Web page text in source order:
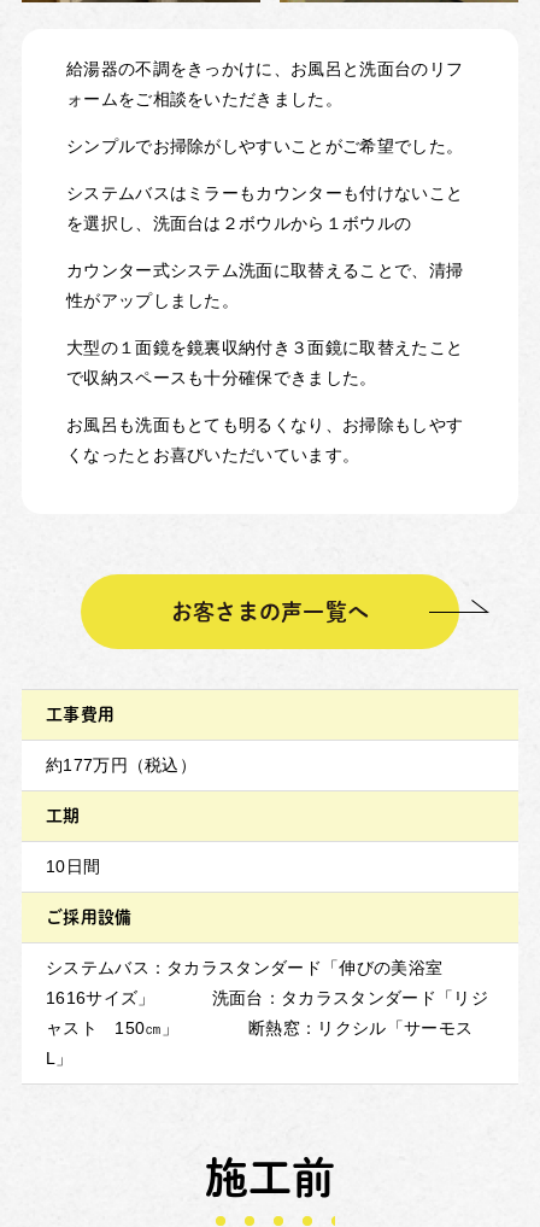
給湯器の不調をきっかけに、お風呂と洗面台のリフ
ォームをご相談をいただきました。
シンプルでお掃除がしやすいことがご希望でした。
システムバスはミラーもカウンターも付けないこと
を選択し、洗面台は２ボウルから１ボウルの
カウンター式システム洗面に取替えることで、清掃
性がアップしました。
大型の１面鏡を鏡裏収納付き３面鏡に取替えたこと
で収納スペースも十分確保できました。
お風呂も洗面もとても明るくなり、お掃除もしやす
くなったとお喜びいただいています。
お客さまの声一覧へ
工事費用
約177万円（税込）
工期
10日間
ご採用設備
システムバス：タカラスタンダード「伸びの美浴室
1616サイズ」 洗面台：タカラスタンダード「リジ
ャスト 150㎝」 断熱窓：リクシル「サーモス
L」
施工前